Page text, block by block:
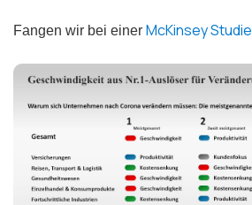
Fangen wir bei einer McKinsey Studie